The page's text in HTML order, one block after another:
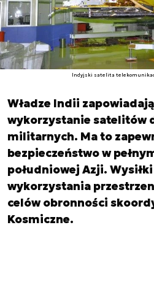
Indyjski satelita
Władze Indii
wykorzystanie satelitów
militarnych. Ma to
bezpieczeństwo w
południowej Azji.
wykorzystania
celów obronności
Kosmiczne.